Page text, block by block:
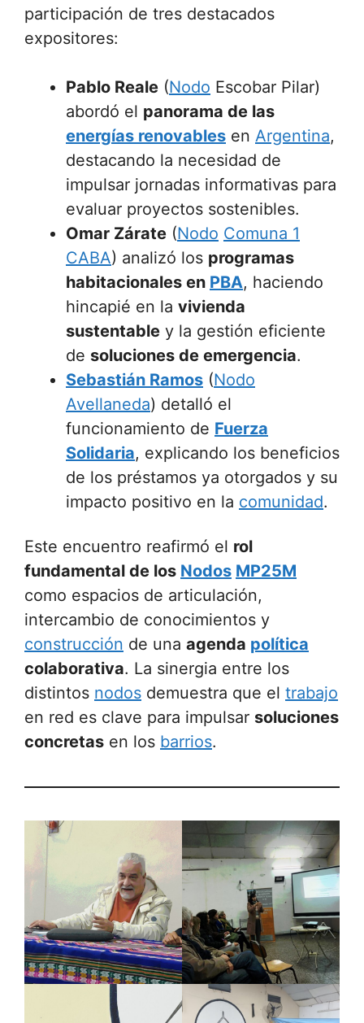
participación de tres destacados
expositores:
Pablo Reale (Nodo Escobar Pilar)
abordó el panorama de las
energías renovables en Argentina,
destacando la necesidad de
impulsar jornadas informativas para
evaluar proyectos sostenibles.
Omar Zárate (Nodo Comuna 1
CABA) analizó los programas
habitacionales en PBA, haciendo
hincapié en la vivienda
sustentable y la gestión eficiente
de soluciones de emergencia.
Sebastián Ramos (Nodo
Avellaneda) detalló el
funcionamiento de Fuerza
Solidaria, explicando los beneficios
de los préstamos ya otorgados y su
impacto positivo en la comunidad.
Este encuentro reafirmó el rol
fundamental de los Nodos MP25M
como espacios de articulación,
intercambio de conocimientos y
construcción de una agenda política
colaborativa. La sinergia entre los
distintos nodos demuestra que el trabajo
en red es clave para impulsar soluciones
concretas en los barrios.